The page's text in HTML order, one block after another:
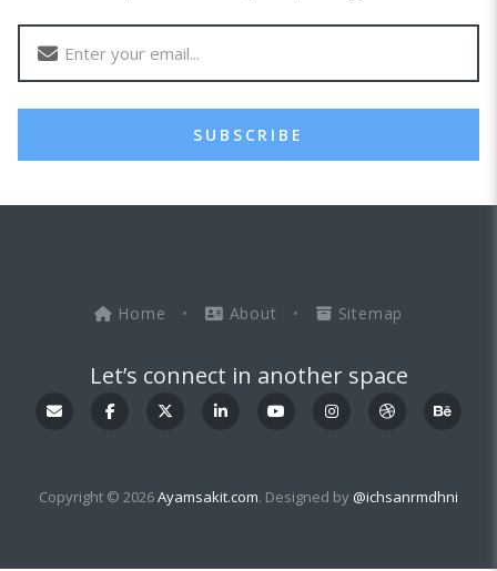
SUBSCRIBE
Home • About • Sitemap
Let’s connect in another space
Copyright © 2026Ayamsakit.com. Designed by @ichsanrmdhni